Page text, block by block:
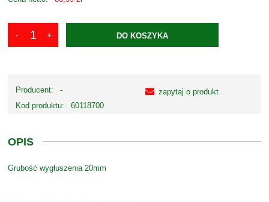
DO KOSZYKA
Producent:
-
Kod produktu:
60118700
zapytaj o produkt
OPIS
Grubość wygłuszenia 20mm